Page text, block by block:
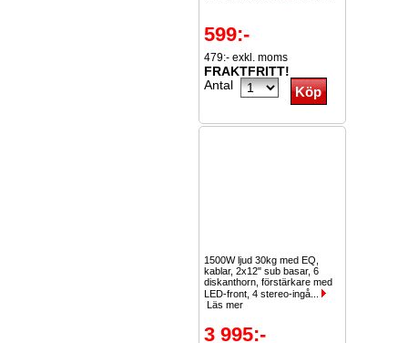
599:-
479:- exkl. moms
FRAKTFRITT!
Antal
1500W ljud 30kg med EQ,
kablar, 2x12" sub basar, 6
diskanthorn, förstärkare med
LED-front, 4 stereo-ingå...
Läs mer
3 995:-